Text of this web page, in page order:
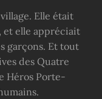
Elle était
et elle appréciait
garçons. Et tout
des Quatre
Héros Porte-